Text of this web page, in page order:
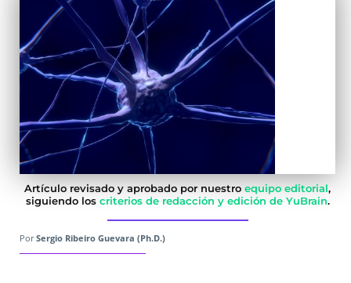
Artículo revisado y aprobado por nuestro equipo editorial,
siguiendo los criterios de redacción y edición de YuBrain.
Por Sergio Ribeiro Guevara (Ph.D.)